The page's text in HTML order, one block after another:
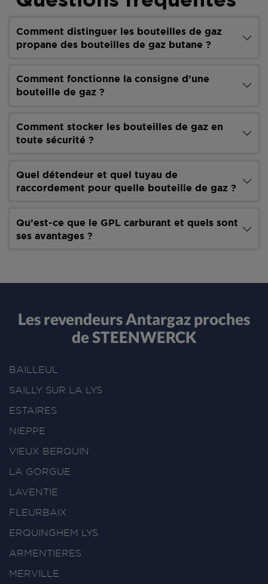
Comment distinguer les bouteilles de gaz
propane des bouteilles de gaz butane ?
Comment fonctionne la consigne d’une
bouteille de gaz ?
Comment stocker les bouteilles de gaz en
toute sécurité ?
Quel détendeur et quel tuyau de
raccordement pour quelle bouteille de gaz ?
Qu’est-ce que le GPL carburant et quels sont
ses avantages ?
Les revendeurs Antargaz proches
de STEENWERCK
BAILLEUL
SAILLY SUR LA LYS
ESTAIRES
NIEPPE
VIEUX BERQUIN
LA GORGUE
LAVENTIE
FLEURBAIX
ERQUINGHEM LYS
ARMENTIERES
MERVILLE